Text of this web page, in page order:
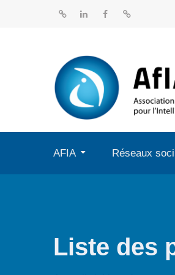
AFIA Réseaux
Liste des